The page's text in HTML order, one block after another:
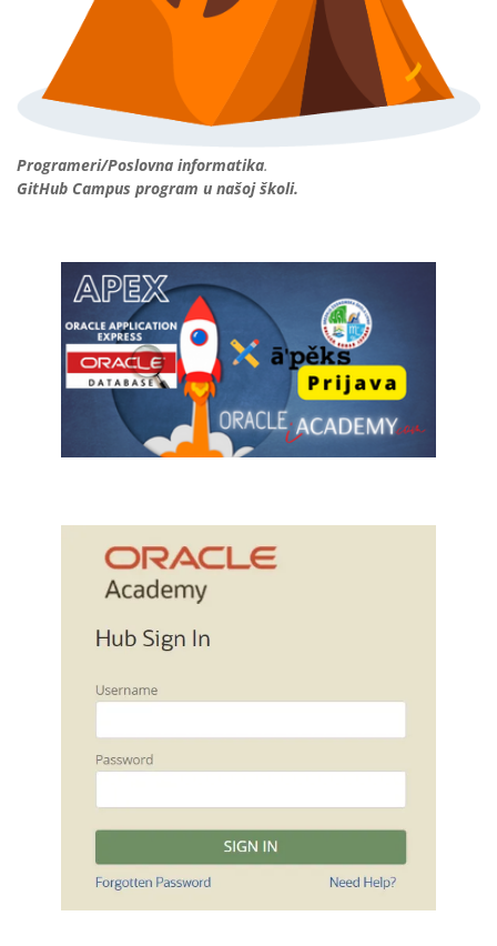
Programeri/Poslovna informatika.
GitHub Campus program u našoj školi.